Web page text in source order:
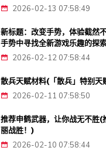
2026-02-13 07:58:49
新标题：改变手势，体验截然
手势中寻找全新游戏乐趣的探
2026-02-12 07:58:44
散兵天赋材料(「散兵」特别天
2026-02-11 07:58:50
推荐申鹤武器，让你战无不胜(
丽战胜！)
2026-02-10 07:58:44